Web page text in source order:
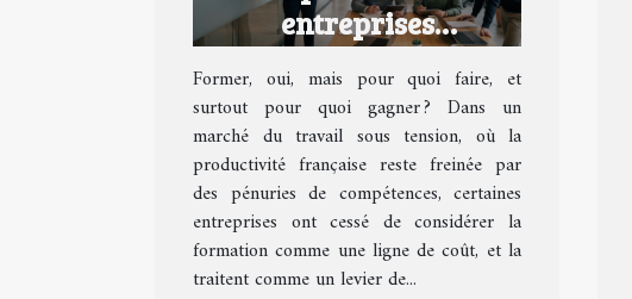
entreprises
transforment la
formation en avantage
concurrentiel
Former, oui, mais pour quoi faire, et
surtout pour quoi gagner ? Dans un
marché du travail sous tension, où la
productivité française reste freinée par
des pénuries de compétences, certaines
entreprises ont cessé de considérer la
formation comme une ligne de coût, et la
traitent comme un levier de...